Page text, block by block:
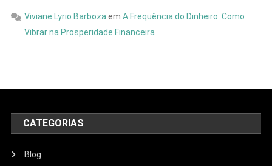
Viviane Lyrio Barbozaem A Frequência do Dinheiro: Como
Vibrar na Prosperidade Financeira
CATEGORIAS
Blog